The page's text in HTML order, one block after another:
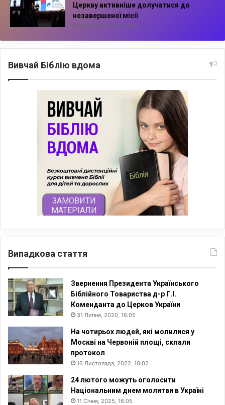
Церкву активніше долучатися до
незавершеної місії
5 Серпня, 2026, 10:14
Вивчай Біблію вдома
Випадкова стаття
Звернення Президента Українського
Біблійного Товариства д-р Г.І.
Коменданта до Церков України
31 Липня, 2020, 16:05
На чотирьох людей, які молилися у
Москві на Червоній площі, склали
протокол
16 Листопада, 2022, 10:02
24 лютого можуть оголосити
Національним днем молитви в Україні
11 Січня, 2025, 16:05